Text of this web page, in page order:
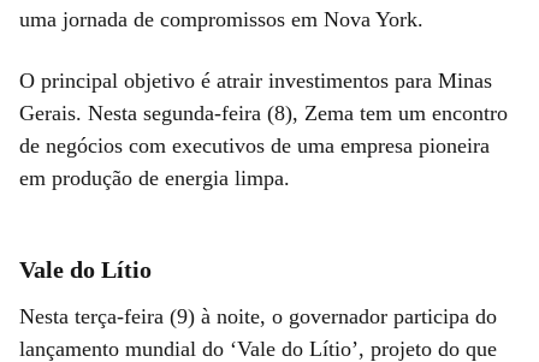
uma jornada de compromissos em Nova York.
O principal objetivo é atrair investimentos para Minas
Gerais. Nesta segunda-feira (8), Zema tem um encontro
de negócios com executivos de uma empresa pioneira
em produção de energia limpa.
Vale do Lítio
Nesta terça-feira (9) à noite, o governador participa do
lançamento mundial do ‘Vale do Lítio’, projeto do que